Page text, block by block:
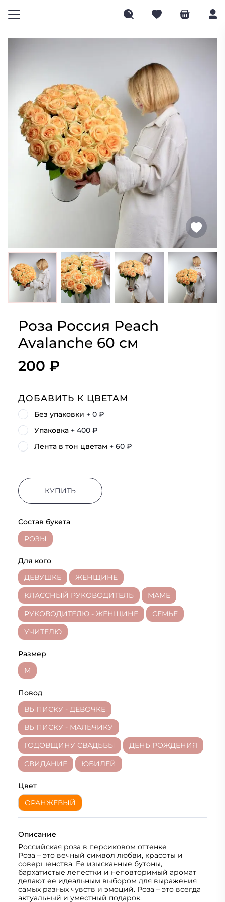
Роза Россия Peach
Avalanche 60 см
200 ₽
ДОБАВИТЬ К ЦВЕТАМ
Без упаковки + 0 ₽
Упаковка + 400 ₽
Лента в тон цветам + 60 ₽
КУПИТЬ
Состав букета
РОЗЫ
Для кого
ДЕВУШКЕ
ЖЕНЩИНЕ
КЛАССНЫЙ РУКОВОДИТЕЛЬ
МАМЕ
РУКОВОДИТЕЛЮ - ЖЕНЩИНЕ
СЕМЬЕ
УЧИТЕЛЮ
Размер
M
Повод
ВЫПИСКУ - ДЕВОЧКЕ
ВЫПИСКУ - МАЛЬЧИКУ
ГОДОВЩИНУ СВАДЬБЫ
ДЕНЬ РОЖДЕНИЯ
СВИДАНИЕ
ЮБИЛЕЙ
Цвет
ОРАНЖЕВЫЙ
Описание
Российская роза в персиковом оттенке
Роза – это вечный символ любви, красоты и
совершенства. Ее изысканные бутоны,
бархатистые лепестки и неповторимый аромат
делают ее идеальным выбором для выражения
самых разных чувств и эмоций. Роза – это всегда
актуальный и уместный подарок.